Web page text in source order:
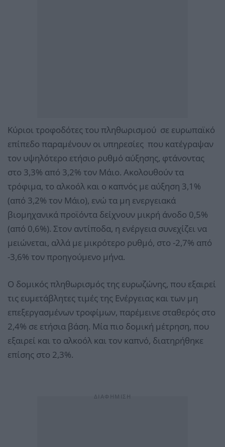
Κύριοι τροφοδότες του πληθωρισμού σε ευρωπαϊκό
επίπεδο παραμένουν οι υπηρεσίες που κατέγραψαν
τον υψηλότερο ετήσιο ρυθμό αύξησης, φτάνοντας
στο 3,3% από 3,2% τον Μάιο. Ακολουθούν τα
τρόφιμα, το αλκοόλ και ο καπνός με αύξηση 3,1%
(από 3,2% τον Μάιο), ενώ τα μη ενεργειακά
βιομηχανικά προϊόντα δείχνουν μικρή άνοδο 0,5%
(από 0,6%). Στον αντίποδα, η ενέργεια συνεχίζει να
μειώνεται, αλλά με μικρότερο ρυθμό, στο -2,7% από
-3,6% τον προηγούμενο μήνα.
Ο δομικός πληθωρισμός της ευρωζώνης, που εξαιρεί
τις ευμετάβλητες τιμές της Ενέργειας και των μη
επεξεργασμένων τροφίμων, παρέμεινε σταθερός στο
2,4% σε ετήσια βάση. Μία πιο δομική μέτρηση, που
εξαιρεί και το αλκοόλ και τον καπνό, διατηρήθηκε
επίσης στο 2,3%.